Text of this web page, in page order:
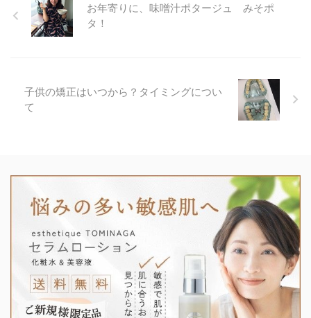
お年寄りに、味噌汁ポタージュ みそポ
タ！
子供の矯正はいつから？タイミングについ
て